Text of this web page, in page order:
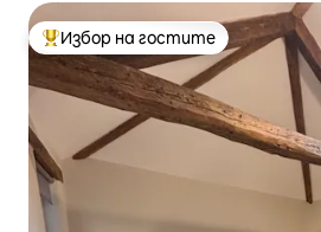
Най-популярен избор на гостите
Избор на гостите